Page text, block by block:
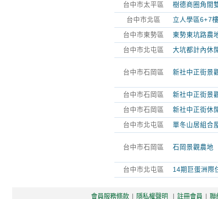
台中市太平區 樹德商圈角間
台中市北區 立人學區6+7
台中市東勢區 東勢東坑路農
台中市北屯區 大坑都計內休
台中市石岡區 新社中正街景
台中市石岡區 新社中正街景
台中市石岡區 新社中正街休
台中市北屯區 單冬山居組合
台中市石岡區 石岡景觀農地
台中市北屯區 14期巨蛋洲際
會員服務條款 | 隱私權聲明 | 註冊會員 | 聯